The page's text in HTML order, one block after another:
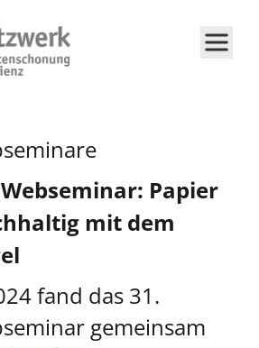
Papier
mit dem
fand das 31.
gemeinsam